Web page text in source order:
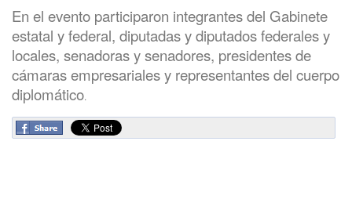
En el evento participaron integrantes del Gabinete
estatal y federal, diputadas y diputados federales y
locales, senadoras y senadores, presidentes de
cámaras empresariales y representantes del cuerpo
diplomático.